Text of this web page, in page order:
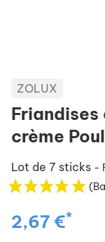
ZOLUX
crème
Lot de 7 sticks -
2,67 €*